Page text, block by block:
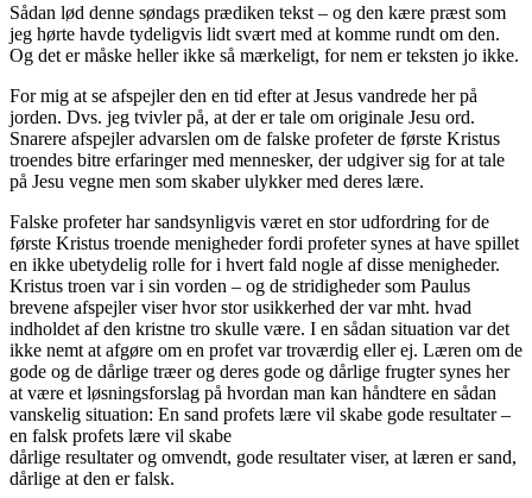
Sådan lød denne søndags prædiken tekst – og den kære præst som
jeg hørte havde tydeligvis lidt svært med at komme rundt om den.
Og det er måske heller ikke så mærkeligt, for nem er teksten jo ikke.
For mig at se afspejler den en tid efter at Jesus vandrede her på
jorden. Dvs. jeg tvivler på, at der er tale om originale Jesu ord.
Snarere afspejler advarslen om de falske profeter de første Kristus
troendes bitre erfaringer med mennesker, der udgiver sig for at tale
på Jesu vegne men som skaber ulykker med deres lære.
Falske profeter har sandsynligvis været en stor udfordring for de
første Kristus troende menigheder fordi profeter synes at have spillet
en ikke ubetydelig rolle for i hvert fald nogle af disse menigheder.
Kristus troen var i sin vorden – og de stridigheder som Paulus
brevene afspejler viser hvor stor usikkerhed der var mht. hvad
indholdet af den kristne tro skulle være. I en sådan situation var det
ikke nemt at afgøre om en profet var troværdig eller ej. Læren om de
gode og de dårlige træer og deres gode og dårlige frugter synes her
at være et løsningsforslag på hvordan man kan håndtere en sådan
vanskelig situation: En sand profets lære vil skabe gode resultater –
en falsk profets lære vil skabe
dårlige resultater og omvendt, gode resultater viser, at læren er sand,
dårlige at den er falsk.